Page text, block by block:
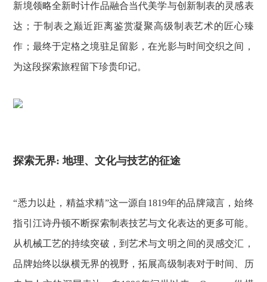
新境领略全新时计作品融合当代美学与创新制表的灵感表
达；于制表之巅近距离鉴赏凝聚高级制表艺术的匠心臻
作；最终于定格之境驻足留影，在光影与时间交织之间，
为这段探索旅程留下珍贵印记。
探索无界: 地理、文化与技艺的征途
“悉力以赴，精益求精”这一源自1819年的品牌箴言，始终
指引江诗丹顿不断探索制表技艺与文化表达的更多可能。
从机械工艺的持续突破，到艺术与文明之间的灵感交汇，
品牌始终以纵横无界的视野，拓展高级制表对于时间、历